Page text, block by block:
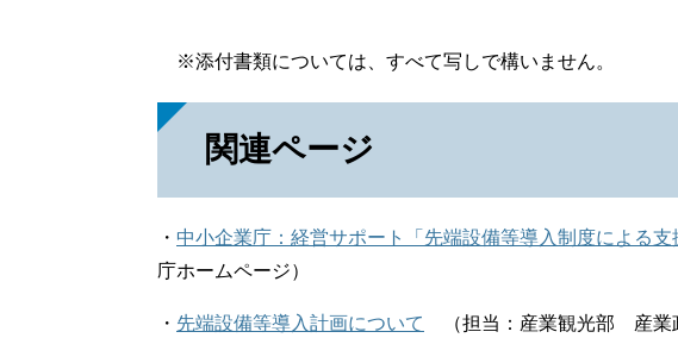
※添付書類については、すべて写しで構いません。
関連ページ
・ 中小企業庁：経営サポート「先端設備等導入制度による支
庁ホームページ）
・ 先端設備等導入計画について （担当：産業観光部 産業